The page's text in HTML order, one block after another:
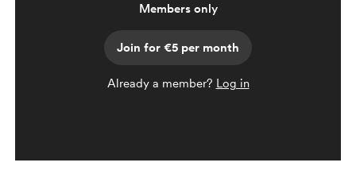
Members only
Join for €5 per month
Already a member? Log in